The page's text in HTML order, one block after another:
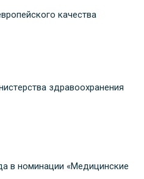
качества
здравоохранения
в номинации «Медицинские